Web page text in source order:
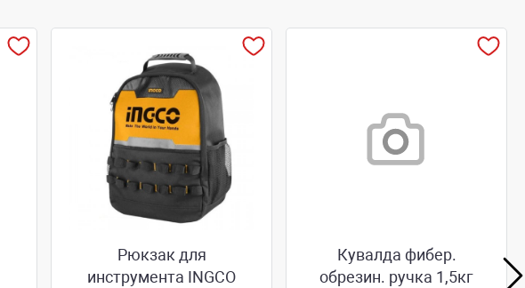
Рюкзак для
инструмента INGCO
Кувалда фибер.
обрезин. ручка 1,5кг